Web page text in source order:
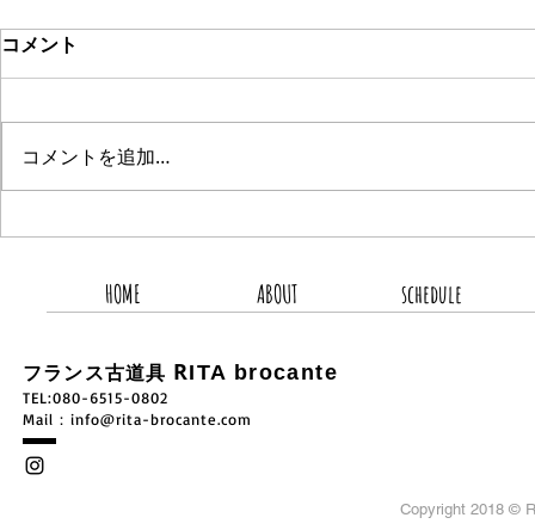
コメント
コメントを追加…
HOME ABOUT schedule
フランス古道具 RITA brocante
TEL:080-6515-0802
​Mail：info@rita-brocante.com
Copyright 2018 ©